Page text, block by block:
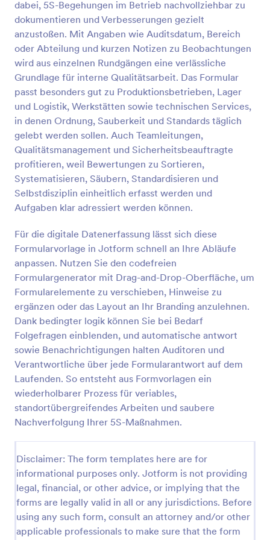
dabei, 5S-Begehungen im Betrieb nachvollziehbar zu
dokumentieren und Verbesserungen gezielt
anzustoßen. Mit Angaben wie Auditsdatum, Bereich
oder Abteilung und kurzen Notizen zu Beobachtungen
wird aus einzelnen Rundgängen eine verlässliche
Grundlage für interne Qualitätsarbeit. Das Formular
passt besonders gut zu Produktionsbetrieben, Lager
und Logistik, Werkstätten sowie technischen Services,
in denen Ordnung, Sauberkeit und Standards täglich
gelebt werden sollen. Auch Teamleitungen,
Qualitätsmanagement und Sicherheitsbeauftragte
profitieren, weil Bewertungen zu Sortieren,
Systematisieren, Säubern, Standardisieren und
Selbstdisziplin einheitlich erfasst werden und
Aufgaben klar adressiert werden können.
Für die digitale Datenerfassung lässt sich diese
Formularvorlage in Jotform schnell an Ihre Abläufe
anpassen. Nutzen Sie den codefreien
Formulargenerator mit Drag-and-Drop-Oberfläche, um
Formularelemente zu verschieben, Hinweise zu
ergänzen oder das Layout an Ihr Branding anzulehnen.
Dank bedingter logik können Sie bei Bedarf
Folgefragen einblenden, und automatische antwort
sowie Benachrichtigungen halten Auditoren und
Verantwortliche über jede Formularantwort auf dem
Laufenden. So entsteht aus Formvorlagen ein
wiederholbarer Prozess für veriables,
standortübergreifendes Arbeiten und saubere
Nachverfolgung Ihrer 5S-Maßnahmen.
Disclaimer: The form templates here are for
informational purposes only. Jotform is not providing
legal, financial, or other advice, or implying that the
forms are legally valid in all or any jurisdictions. Before
using any such form, consult an attorney and/or other
applicable professionals to make sure that the form
Ihnen nicht nur dabei, sich zu organisieren - es hilft
Ihnen auch, auf sich aufmerksam zu machen. Mit
unserem Formulargenerator können Sie Ihr Logo
hinzufügen, Farben und Schriftarten ändern und
neue Formularfelder hinzufügen - und wir machen
es Ihnen leicht, das Formular an Ihre Marke
anzupassen. Wenn Sie Integrationen für Ihre
Formulare hinzufügen möchten, können Sie sie mit
über 100 beliebten Anwendungen synchronisieren,
darunter Google Drive und Dropbox. Was auch
immer Sie mit Ihren Formularen machen wollen,
Jotform hat alles, was Sie brauchen.
Vorschau
Wochen Checkliste
Wochen Checkliste über allgemeinen Zustand des
Geschäftes
Go to Category:
Audit Formulare
Vorlage verwenden
Vorschau